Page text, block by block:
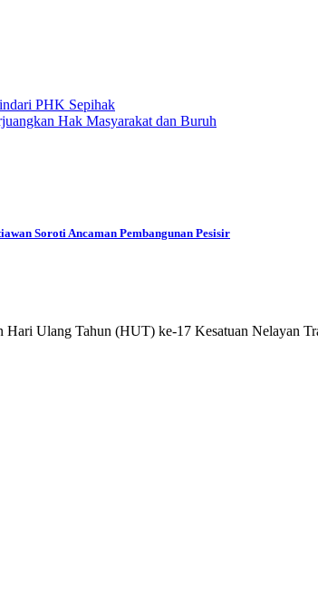
PHK Sepihak
Hak Masyarakat dan Buruh
Soroti Ancaman Pembangunan Pesisir
Ulang Tahun (HUT) ke-17 Kesatuan Nelayan